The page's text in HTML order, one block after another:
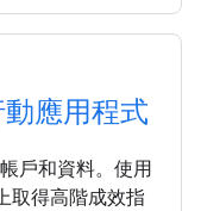
應用程式
戶和資料。使用
取得高階成效指